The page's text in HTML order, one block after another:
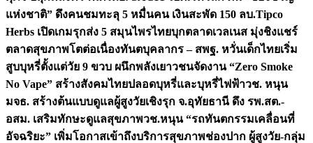
แห่งชาติ” ดึงคนชมทะลุ 5 หมื่นคน เงินสะพัด 150 ลบ.Tipco
Herbs เปิดเกมรุกส่ง 5 สมุนไพรไทยบุกตลาดเวลเนส มุ่งชิงแชร์
ตลาดสุขภาพโตต่อเนื่องทันตบุคลากร – สพฐ. หวั่นเด็กไทยเริ่ม
สูบบุหรี่ตั้งแต่วัย 9 ขวบ ผนึกพลังเยาวชนจัดงาน “Zero Smoke
No Vape” สร้างสังคมไทยปลอดบุหรี่และบุหรี่ไฟฟ้าวช. หนุน
มจธ. สร้างต้นแบบดูแลผู้สูงวัยเชิงรุก จ.อุทัยธานี ดึง รพ.สต.-
อสม. เสริมทักษะดูแลสุขภาพวช.หนุน “รถทันตกรรมเคลื่อนที่
อัจฉริยะ” เพิ่มโอกาสเข้าถึงบริการสุขภาพช่องปาก ผู้สูงวัย-กลุ่ม